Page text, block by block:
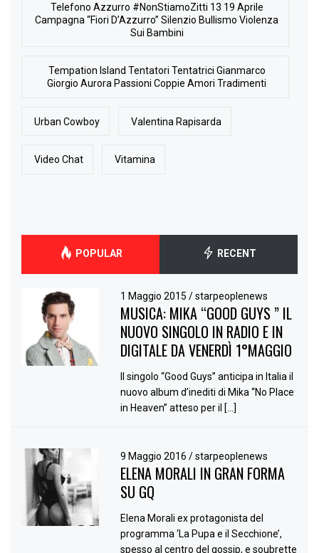
Telefono Azzurro #NonStiamoZitti 13 19 Aprile
Campagna “Fiori D’Azzurro” Silenzio Bullismo Violenza
Sui Bambini
Tempation Island Tentatori Tentatrici Gianmarco
Giorgio Aurora Passioni Coppie Amori Tradimenti
Urban Cowboy Valentina Rapisarda
Video Chat Vitamina
POPULAR RECENT
1 Maggio 2015/ starpeoplenews
MUSICA: MIKA “GOOD GUYS ” IL
NUOVO SINGOLO IN RADIO E IN
DIGITALE DA VENERDÌ 1°MAGGIO
Il singolo “Good Guys” anticipa in Italia il
nuovo album d’inediti di Mika “No Place
in Heaven” atteso per il […]
9 Maggio 2016/ starpeoplenews
ELENA MORALI IN GRAN FORMA
SU GQ
Elena Morali ex protagonista del
programma ‘La Pupa e il Secchione’,
spesso al centro del gossip, e soubrette